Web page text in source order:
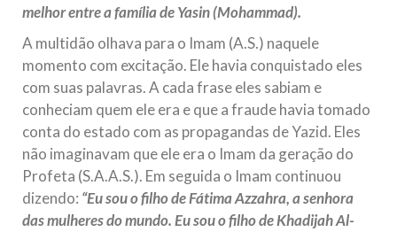
melhor entre a família de Yasin (Mohammad).
A multidão olhava para o Imam (A.S.) naquele
momento com excitação. Ele havia conquistado eles
com suas palavras. A cada frase eles sabiam e
conheciam quem ele era e que a fraude havia tomado
conta do estado com as propagandas de Yazid. Eles
não imaginavam que ele era o Imam da geração do
Profeta (S.A.A.S.). Em seguida o Imam continuou
dizendo: “Eu sou o filho de Fátima Azzahra, a senhora
das mulheres do mundo. Eu sou o filho de Khadijah Al-